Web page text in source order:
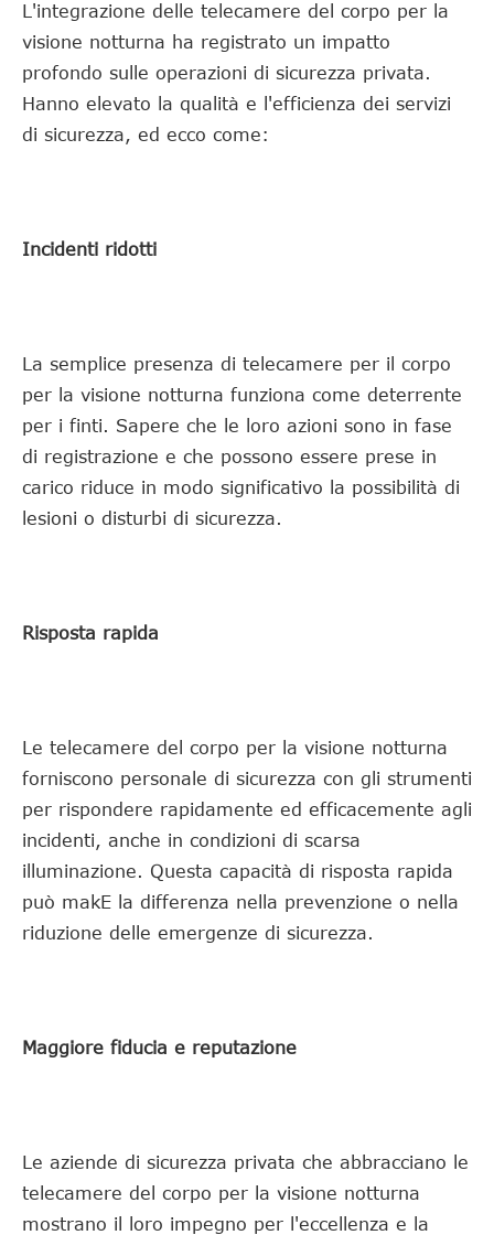
L'integrazione delle telecamere del corpo per la
visione notturna ha registrato un impatto
profondo sulle operazioni di sicurezza privata.
Hanno elevato la qualità e l'efficienza dei servizi
di sicurezza, ed ecco come:
Incidenti ridotti
La semplice presenza di telecamere per il corpo
per la visione notturna funziona come deterrente
per i finti. Sapere che le loro azioni sono in fase
di registrazione e che possono essere prese in
carico riduce in modo significativo la possibilità di
lesioni o disturbi di sicurezza.
Risposta rapida
Le telecamere del corpo per la visione notturna
forniscono personale di sicurezza con gli strumenti
per rispondere rapidamente ed efficacemente agli
incidenti, anche in condizioni di scarsa
illuminazione. Questa capacità di risposta rapida
può makE la differenza nella prevenzione o nella
riduzione delle emergenze di sicurezza.
Maggiore fiducia e reputazione
Le aziende di sicurezza privata che abbracciano le
telecamere del corpo per la visione notturna
mostrano il loro impegno per l'eccellenza e la